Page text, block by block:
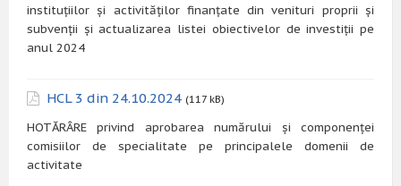
instituțiilor și activităților finanțate din venituri proprii și
subvenții și actualizarea listei obiectivelor de investiții pe
anul 2024
HCL 3 din 24.10.2024 (117 kB)
HOTĂRÂRE privind aprobarea numărului și componenței
comisiilor de specialitate pe principalele domenii de
activitate